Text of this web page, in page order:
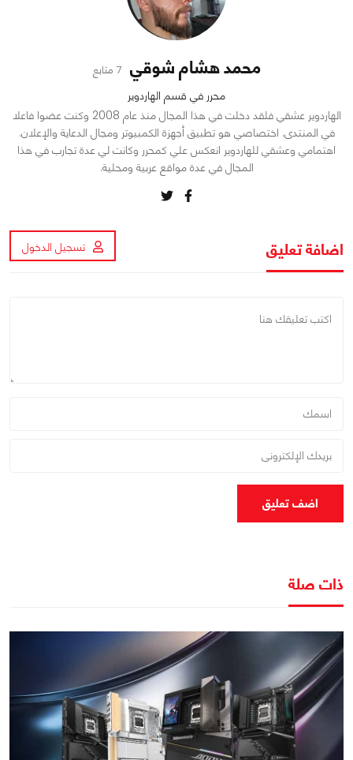
محمد هشام شوقي 7 متابع
محرر في قسم الهاردوير
الهاردوير عشقي فلقد دخلت في هذا المجال منذ عام 2008 وكنت عضوا فاعلا
في المنتدى. اختصاصي هو تطبيق أجهزة الكمبيوتر ومجال الدعاية والإعلان.
اهتمامي وعشقي للهاردوير انعكس علي كمحرر وكانت لي عدة تجارب في هذا
المجال في عدة مواقع عربية ومحلية.
اضافة تعليق تسجيل الدخول
اضف تعليق
ذات صلة